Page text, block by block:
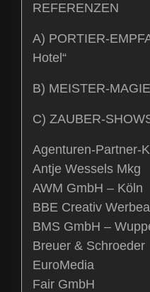
REFERENZEN
A) PORTIER-
Hotel“
B) MEISTER-
C) ZAUBER-
Agenturen-Partner-
Antje Wessels Mkg
AWM GmbH – Köln
BBE Creativ
BMS GmbH –
Breuer & Schroeder
EuroMedia
Fair GmbH